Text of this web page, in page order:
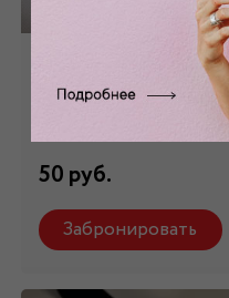
Тесьма бархатная
неэластичная
50 руб.
Забронировать